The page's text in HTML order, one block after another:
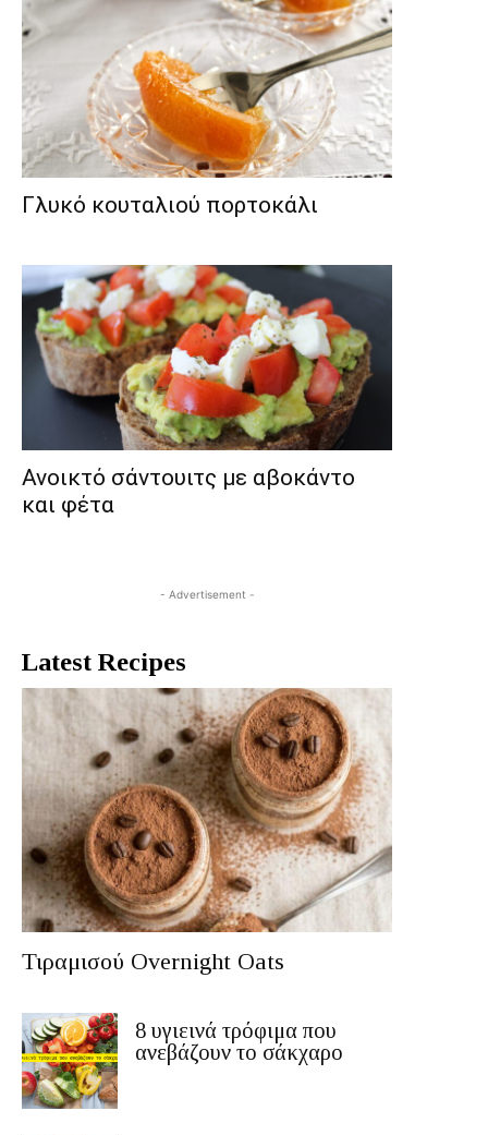
Γλυκό κουταλιού πορτοκάλι
Ανοικτό σάντουιτς με αβοκάντο
και φέτα
- Advertisement -
Latest Recipes
Τιραμισού Overnight Oats
8 υγιεινά τρόφιμα που
ανεβάζουν το σάκχαρο